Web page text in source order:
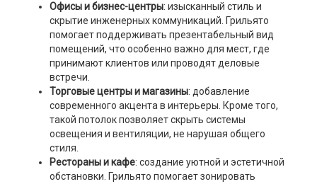
Офисы и бизнес-центры: изысканный стиль и
скрытие инженерных коммуникаций. Грильято
помогает поддерживать презентабельный вид
помещений, что особенно важно для мест, где
принимают клиентов или проводят деловые
встречи.
Торговые центры и магазины: добавление
современного акцента в интерьеры. Кроме того,
такой потолок позволяет скрыть системы
освещения и вентиляции, не нарушая общего
стиля.
Рестораны и кафе: создание уютной и эстетичной
обстановки. Грильято помогает зонировать